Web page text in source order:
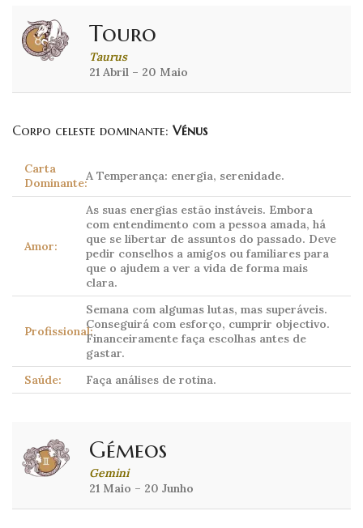
Touro
Taurus
21 Abril – 20 Maio
Corpo celeste dominante: Vénus
Carta
Dominante:A Temperança: energia, serenidade.
Amor:
As suas energias estão instáveis. Embora
com entendimento com a pessoa amada, há
que se libertar de assuntos do passado. Deve
pedir conselhos a amigos ou familiares para
que o ajudem a ver a vida de forma mais
clara.
Profissional:
Semana com algumas lutas, mas superáveis.
Conseguirá com esforço, cumprir objectivo.
Financeiramente faça escolhas antes de
gastar.
Saúde:
Faça análises de rotina.
Gémeos
Gemini
21 Maio – 20 Junho